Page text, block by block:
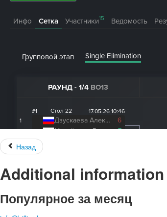
Назад
Additional information
Популярное за месяц